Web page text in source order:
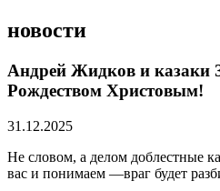
новости
Андрей Жидков и казаки
Рождеством Христовым!
31.12.2025
Не словом, а делом доблестные
вас и понимаем —враг будет